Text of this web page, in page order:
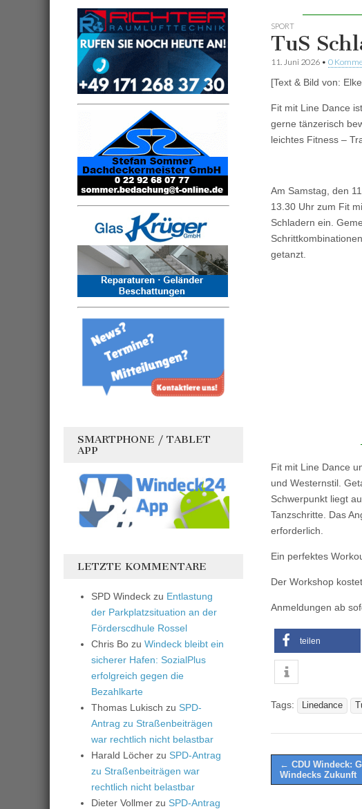
SPORT
TuS
11. Juni 2026 • 0
[Text & Bild von:
Fit mit Line Dance
gerne tänzerisch
leichtes Fitness –
Am Samstag, den
13.30 Uhr zum Fit
Schladern ein.
getanzt.
Fit mit Line Dance
und Westernstil.
Schwerpunkt liegt
Tanzschritte. Das
erforderlich.
Ein perfektes
Der Workshop
Anmeldungen ab
teilen
Tags: Linedance
Post
navigation
← CDU Windeck:
Windecks Zukunft
SMARTPHONE / TABLET
APP
LETZTE KOMMENTARE
SPD Windeck zu Entlastung
der Parkplatzsituation an der
Förderscdhule Rossel
Chris Bo zu Windeck bleibt ein
sicherer Hafen: SozialPlus
erfolgreich gegen die
Bezahlkarte
Thomas Lukisch zu SPD-
Antrag zu Straßenbeiträgen
war rechtlich nicht belastbar
Harald Löcher zu SPD-Antrag
zu Straßenbeiträgen war
rechtlich nicht belastbar
Dieter Vollmer zu SPD-Antrag